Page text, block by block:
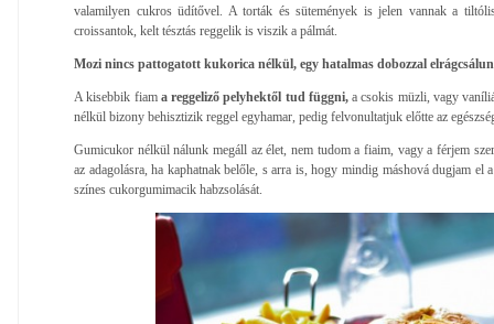
valamilyen cukros üdítővel. A torták és sütemények is jelen vannak a
croissantok, kelt tésztás reggelik is viszik a pálmát.
Mozi nincs pattogatott kukorica nélkül, egy hatalmas dobozzal
A kisebbik fiam a reggeliző pelyhektől tud függni,a csokis müzli, vagy
nélkül bizony behisztizik reggel egyhamar, pedig felvonultatjuk előtte az
Gumicukor nélkül nálunk megáll az élet, nem tudom a fiaim, vagy a férjem
az adagolásra, ha kaphatnak belőle, s arra is, hogy mindig máshová dugjam el
színes cukorgumimacik habzsolását.